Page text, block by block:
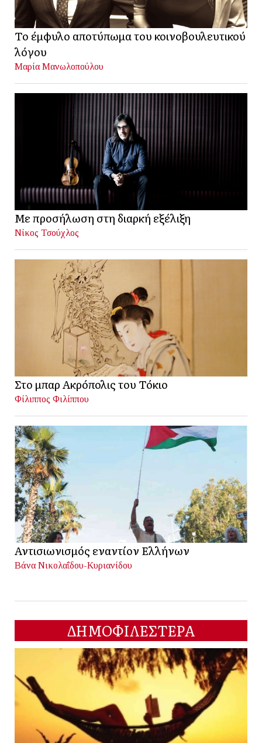
Το έμφυλο αποτύπωμα του κοινοβουλευτικού
λόγου
Μαρία Μανωλοπούλου
Με προσήλωση στη διαρκή εξέλιξη
Νίκος Τσούχλος
Στο μπαρ Ακρόπολις του Τόκιο
Φίλιππος Φιλίππου
Αντισιωνισμός εναντίον Ελλήνων
Βάνα Νικολαΐδου-Κυριανίδου
ΔΗΜΟΦΙΛΕΣΤΕΡΑ